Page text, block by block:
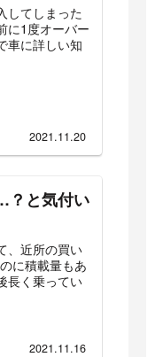
してしまった
に1度オーバー
車に詳しい知
2021.11.20
？と気付い
、近所の買い
に積載量もあ
長く乗ってい
2021.11.16